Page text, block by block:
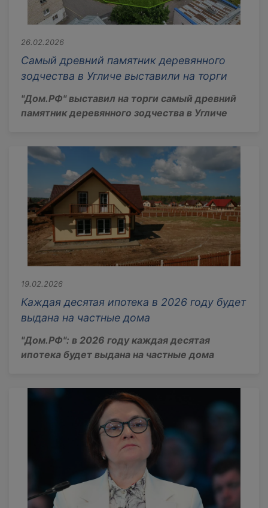
26.02.2026
Самый древний памятник деревянного
зодчества в Угличе выставили на торги
"Дом.РФ" выставил на торги самый древний
памятник деревянного зодчества в Угличе
19.02.2026
Каждая десятая ипотека в 2026 году будет
выдана на частные дома
"Дом.РФ": в 2026 году каждая десятая
ипотека будет выдана на частные дома